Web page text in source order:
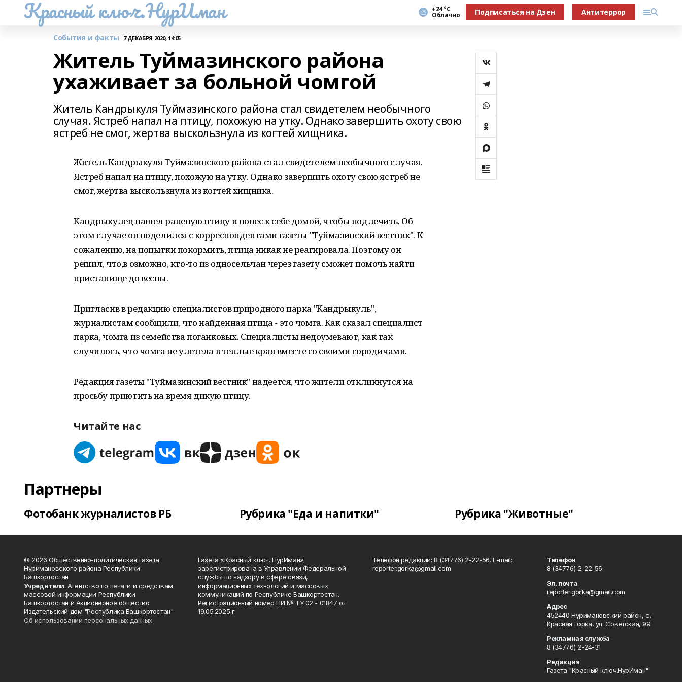
Красный ключ.НурИман +24 °С
Облачно Подписаться на Дзен Антитеррор
События и факты 7 ДЕКАБРЯ 2020, 14:05
Житель Туймазинского района
ухаживает за больной чомгой
Житель Кандрыкуля Туймазинского района стал свидетелем необычного
случая. Ястреб напал на птицу, похожую на утку. Однако завершить охоту свою
ястреб не смог, жертва выскользнула из когтей хищника.
Житель Кандрыкуля Туймазинского района стал свидетелем необычного случая.
Ястреб напал на птицу, похожую на утку. Однако завершить охоту свою ястреб не
смог, жертва выскользнула из когтей хищника.
Кандрыкулец нашел раненую птицу и понес к себе домой, чтобы подлечить. Об
этом случае он поделился с корреспондентами газеты "Туймазинский вестник". К
сожалению, на попытки покормить, птица никак не реагировала. Поэтому он
решил, что,в озможно, кто-то из односельчан через газету сможет помочь найти
пристанище до весны.
Пригласив в редакцию специалистов природного парка "Кандрыкуль",
журналистам сообщили, что найденная птица - это чомга. Как сказал специалист
парка, чомга из семейства поганковых. Специалисты недоумевают, как так
случилось, что чомга не улетела в теплые края вместе со своими сородичами.
Редакция газеты "Туймазинский вестник" надеется, что жители откликнутся на
просьбу приютить на время дикую птицу.
Читайте нас
Партнеры
Фотобанк журналистов РБ Рубрика "Еда и напитки" Рубрика "Животные"
© 2026 Общественно-политическая газета
Нуримановского района Республики
Башкортостан
Учредители: Агентство по печати и средствам
массовой информации Республики
Башкортостан и Акционерное общество
Издательский дом "Республика Башкортостан"
Об использовании персональных данных
Газета «Красный ключ. НурИман»
зарегистрирована в Управлении Федеральной
службы по надзору в сфере связи,
информационных технологий и массовых
коммуникаций по Республике Башкортостан.
Регистрационный номер ПИ № ТУ 02 - 01847 от
19.05.2025 г.
Телефон редакции: 8 (34776) 2-22-56. E-mail:
reporter.gorka@gmail.com
Телефон
8 (34776) 2-22-56
Эл. почта
reporter.gorka@gmail.com
Адрес
452440 Нуримановский район, с.
Красная Горка, ул. Советская, 99
Рекламная служба
8 (34776) 2-24-31
Редакция
Газета "Красный ключ.НурИман"